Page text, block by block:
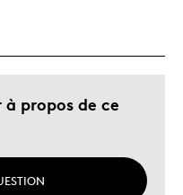
Guidé par la
propos de ce